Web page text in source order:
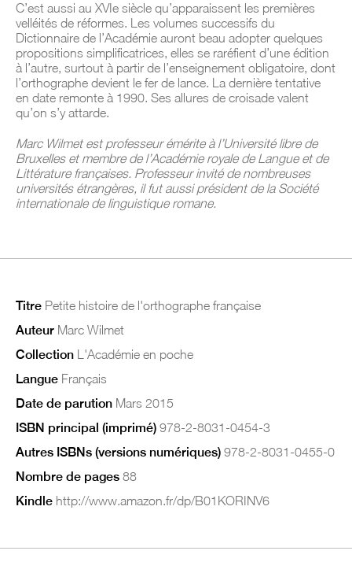
C’est aussi au XVIe siècle qu’apparaissent les premières
velléités de réformes. Les volumes successifs du
Dictionnaire de l’Académie auront beau adopter quelques
propositions simplificatrices, elles se raréfient d’une édition
à l’autre, surtout à partir de l’enseignement obligatoire, dont
l’orthographe devient le fer de lance. La dernière tentative
en date remonte à 1990. Ses allures de croisade valent
qu’on s’y attarde.
Marc Wilmet est professeur émérite à l’Université libre de
Bruxelles et membre de l’Académie royale de Langue et de
Littérature françaises. Professeur invité de nombreuses
universités étrangères, il fut aussi président de la Société
internationale de linguistique romane.
Titre Petite histoire de l'orthographe française
Auteur Marc Wilmet
Collection L'Académie en poche
Langue Français
Date de parution Mars 2015
ISBN principal (imprimé) 978-2-8031-0454-3
Autres ISBNs (versions numériques) 978-2-8031-0455-0
Nombre de pages 88
Kindle http://www.amazon.fr/dp/B01KORINV6